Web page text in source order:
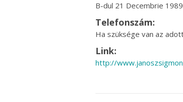
B-dul 21 Decembrie
Telefonszám:
Ha szüksége van az
Link:
http://